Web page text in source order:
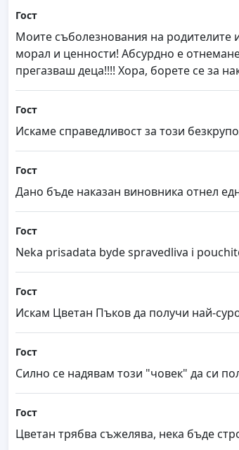
Гост
Моите съболезнования на родителите
морал и ценности! Абсурдно е
прегазваш деца!!!! Хора, борете се за
Гост
Искаме справедливост за този
Гост
Дано бъде наказан виновника отнел
Гост
Neka prisadata byde spravedliva i
Гост
Искам Цветан Пъков да получи най-
Гост
Силно се надявам този "човек" да си
Гост
Цветан трябва съжелява, нека бъде